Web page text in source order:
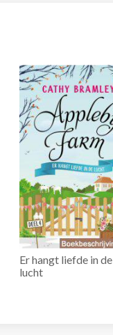
Er hangt liefde in de
lucht